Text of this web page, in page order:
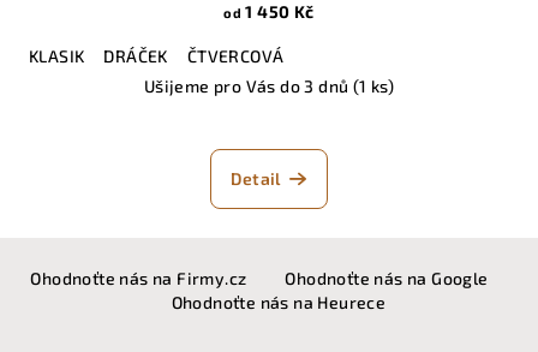
od 1 450 Kč
KLASIK DRÁČEK
ČTVERCOVÁ
Ušijeme pro Vás do 3 dnů (1 ks)
Detail
Ohodnoťte nás na Firmy.cz
Ohodnoťte nás na Google
Ohodnoťte nás na Heurece